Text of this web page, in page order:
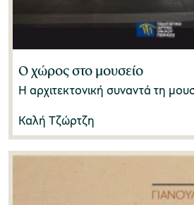
Ο χώρος στο μουσείο
Η αρχιτεκτονική συναντά τη
Καλή Τζώρτζη